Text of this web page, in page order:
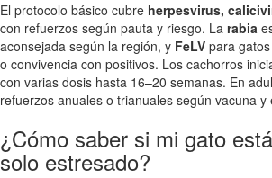
El protocolo básico cubre herpesvirus,
con refuerzos según pauta y riesgo. La rabia
aconsejada según la región, y FeLV para
o convivencia con positivos. Los cachorros
con varias dosis hasta 16–20 semanas. En
refuerzos anuales o trianuales según vacuna y
¿Cómo saber si mi gato
solo estresado?